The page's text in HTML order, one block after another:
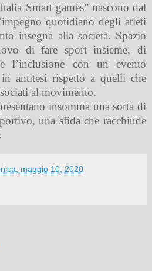
Smart games” nascono dal
quotidiano degli atleti
insegna alla società. Spazio
di fare sport insieme, di
l’inclusione con un evento
antitesi rispetto a quelli che
al movimento.
insomma una sorta di
una sfida che racchiude
maggio 10, 2020